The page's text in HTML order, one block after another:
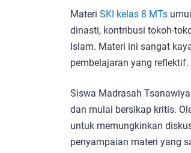
Materi SKI kelas 8 MTs
dinasti, kontribusi tokoh-
Islam. Materi ini sangat
pembelajaran yang reflektif.
Siswa Madrasah
dan mulai bersikap kritis.
untuk memungkinkan
penyampaian materi yang